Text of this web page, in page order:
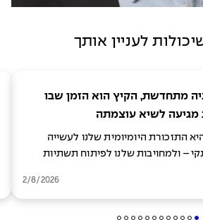
לעניין אותך
מתחדשת, הקיץ הוא הזמן שבו
מגיעה לשיא עוצמתה
התזכורת היומיומית שלנו לעשייה
– ולמחויבות שלנו לפיתוח תשתיות
2/8/2026